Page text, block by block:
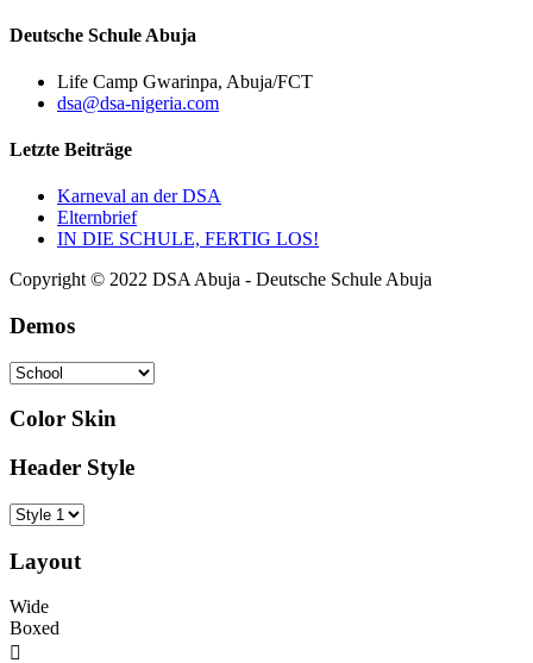
Deutsche Schule Abuja
Life Camp Gwarinpa, Abuja/FCT
dsa@dsa-nigeria.com
Letzte Beiträge
Karneval an der DSA
Elternbrief
IN DIE SCHULE, FERTIG LOS!
Copyright © 2022 DSA Abuja - Deutsche Schule Abuja
Demos
Color Skin
Header Style
Layout
Wide
Boxed